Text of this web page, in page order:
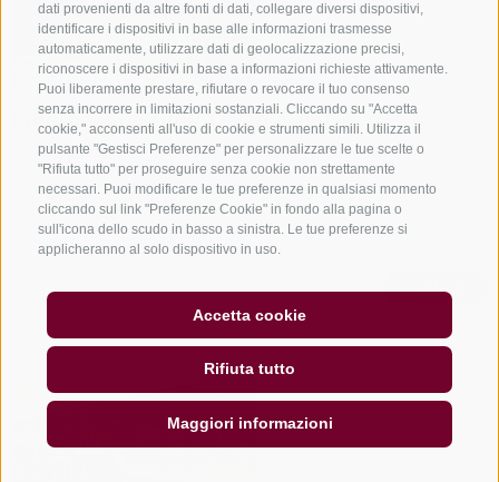
dati provenienti da altre fonti di dati, collegare diversi dispositivi,
identificare i dispositivi in base alle informazioni trasmesse
automaticamente, utilizzare dati di geolocalizzazione precisi,
riconoscere i dispositivi in base a informazioni richieste attivamente.
Puoi liberamente prestare, rifiutare o revocare il tuo consenso
senza incorrere in limitazioni sostanziali. Cliccando su "Accetta
cookie," acconsenti all'uso di cookie e strumenti simili. Utilizza il
pulsante "Gestisci Preferenze" per personalizzare le tue scelte o
"Rifiuta tutto" per proseguire senza cookie non strettamente
necessari. Puoi modificare le tue preferenze in qualsiasi momento
cliccando sul link "Preferenze Cookie" in fondo alla pagina o
sull'icona dello scudo in basso a sinistra. Le tue preferenze si
applicheranno al solo dispositivo in uso.
Accetta cookie
Rifiuta tutto
Maggiori informazioni
Aggiungi alla lista da stampare
Malga Ochsenalm
Vedi su mappa
Monte Cavallo - 39040 Telves
+39 338 8710599
magdalenasparber@gmail.com
Dettagli